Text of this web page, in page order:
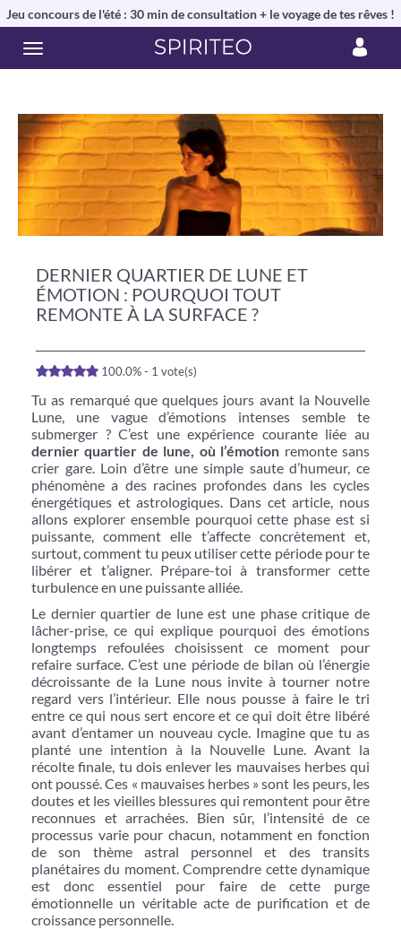
Jeu concours de l'été : 30 min de consultation + le voyage de tes rêves !
DERNIER QUARTIER DE LUNE ET
ÉMOTION : POURQUOI TOUT
REMONTE À LA SURFACE ?
100.0% - 1 vote(s)
Tu as remarqué que quelques jours avant la Nouvelle
Lune, une vague d’émotions intenses semble te
submerger ? C’est une expérience courante liée au
dernier quartier de lune, où l’émotion remonte sans
crier gare. Loin d’être une simple saute d’humeur, ce
phénomène a des racines profondes dans les cycles
énergétiques et astrologiques. Dans cet article, nous
allons explorer ensemble pourquoi cette phase est si
puissante, comment elle t’affecte concrètement et,
surtout, comment tu peux utiliser cette période pour te
libérer et t’aligner. Prépare-toi à transformer cette
turbulence en une puissante alliée.
Le dernier quartier de lune est une phase critique de
lâcher-prise, ce qui explique pourquoi des émotions
longtemps refoulées choisissent ce moment pour
refaire surface. C’est une période de bilan où l’énergie
décroissante de la Lune nous invite à tourner notre
regard vers l’intérieur. Elle nous pousse à faire le tri
entre ce qui nous sert encore et ce qui doit être libéré
avant d’entamer un nouveau cycle. Imagine que tu as
planté une intention à la Nouvelle Lune. Avant la
récolte finale, tu dois enlever les mauvaises herbes qui
ont poussé. Ces « mauvaises herbes » sont les peurs, les
doutes et les vieilles blessures qui remontent pour être
reconnues et arrachées. Bien sûr, l’intensité de ce
processus varie pour chacun, notamment en fonction
de son thème astral personnel et des transits
planétaires du moment. Comprendre cette dynamique
est donc essentiel pour faire de cette purge
émotionnelle un véritable acte de purification et de
croissance personnelle.